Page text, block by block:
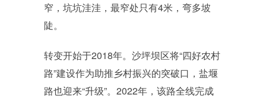
窄，坑坑洼洼，最窄处只有4米，弯多坡
陡。
转变开始于2018年。沙坪坝区将“四好农村
路”建设作为助推乡村振兴的突破口，盐堰
路也迎来“升级”。2022年，该路全线完成